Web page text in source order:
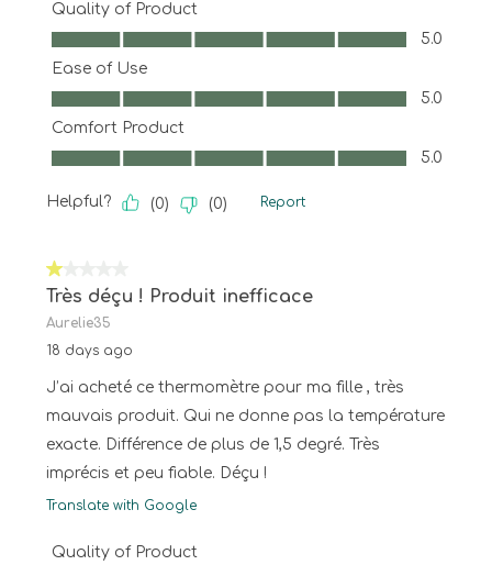
Quality of Product
Quality of Product, 5.0 out of 5
5.0
Ease of Use
Ease of Use, 5.0 out of 5
5.0
Comfort Product
Comfort Product, 5.0 out of 5
5.0
Helpful? (0) (0) Report
1 out of 5 stars.
Très déçu ! Produit inefficace
Aurelie35
18 days ago
J’ai acheté ce thermomètre pour ma fille , très
mauvais produit. Qui ne donne pas la température
exacte. Différence de plus de 1,5 degré. Très
imprécis et peu fiable. Déçu !
Translate with Google
Quality of Product